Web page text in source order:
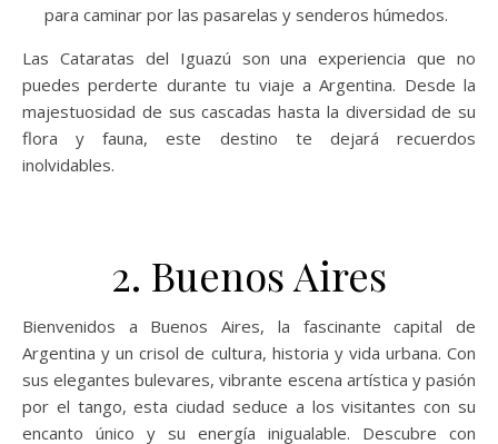
para caminar por las pasarelas y senderos húmedos.
Las Cataratas del Iguazú son una experiencia que no
puedes perderte durante tu viaje a Argentina. Desde la
majestuosidad de sus cascadas hasta la diversidad de su
flora y fauna, este destino te dejará recuerdos
inolvidables.
2. Buenos Aires
Bienvenidos a Buenos Aires, la fascinante capital de
Argentina y un crisol de cultura, historia y vida urbana. Con
sus elegantes bulevares, vibrante escena artística y pasión
por el tango, esta ciudad seduce a los visitantes con su
encanto único y su energía inigualable. Descubre con